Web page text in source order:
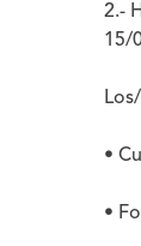
2.-
15/
•
•